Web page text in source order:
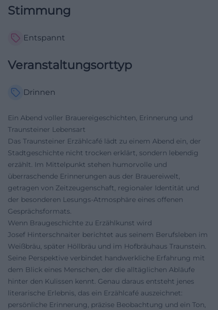
Stimmung
Entspannt
Veranstaltungsorttyp
Drinnen
Ein Abend voller Brauereigeschichten, Erinnerung und
Traunsteiner Lebensart
Das Traunsteiner Erzählcafé lädt zu einem Abend ein, der
Stadtgeschichte nicht trocken erklärt, sondern lebendig
erzählt. Im Mittelpunkt stehen humorvolle und
überraschende Erinnerungen aus der Brauereiwelt,
getragen von Zeitzeugenschaft, regionaler Identität und
der besonderen Lesungs-Atmosphäre eines offenen
Gesprächsformats.
Wenn Braugeschichte zu Erzählkunst wird
Josef Hinterschnaiter berichtet aus seinem Berufsleben im
Weißbräu, später Höllbräu und im Hofbräuhaus Traunstein.
Seine Perspektive verbindet handwerkliche Erfahrung mit
dem Blick eines Menschen, der die alltäglichen Abläufe
hinter den Kulissen kennt. Genau daraus entsteht jenes
literarische Erlebnis, das ein Erzählcafé auszeichnet:
persönliche Erinnerung, präzise Beobachtung und ein Ton,